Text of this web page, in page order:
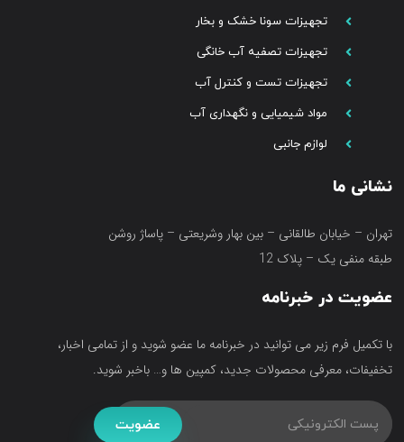
تجهیزات سونا خشک و بخار
تجهیزات تصفیه آب خانگی
تجهیزات تست و کنترل آب
مواد شیمیایی و نگهداری آب
لوازم جانبی
نشانی ما
تهران – خیابان طالقانی – بین بهار وشریعتی – پاساژ روشن
طبقه منفی یک – پلاک 12
عضویت در خبرنامه
با تکمیل فرم زیر می توانید در خبرنامه ما عضو شوید و از تمامی اخبار،
تخفیفات، معرفی محصولات جدید، کمپین ها و… باخبر شوید.
عضویت